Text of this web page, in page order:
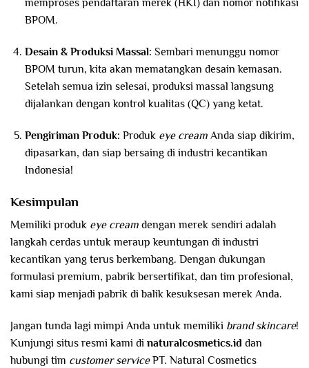
memproses pendaftaran merek (HKI) dan nomor notifikasi
BPOM.
Desain & Produksi Massal: Sembari menunggu nomor
BPOM turun, kita akan mematangkan desain kemasan.
Setelah semua izin selesai, produksi massal langsung
dijalankan dengan kontrol kualitas (QC) yang ketat.
Pengiriman Produk: Produk eye creamAnda siap dikirim,
dipasarkan, dan siap bersaing di industri kecantikan
Indonesia!
Kesimpulan
Memiliki produk eye cream dengan merek sendiri adalah
langkah cerdas untuk meraup keuntungan di industri
kecantikan yang terus berkembang. Dengan dukungan
formulasi premium, pabrik bersertifikat, dan tim profesional,
kami siap menjadi pabrik di balik kesuksesan merek Anda.
Jangan tunda lagi mimpi Anda untuk memiliki brand skincare!
Kunjungi situs resmi kami di naturalcosmetics.id dan
hubungi tim customer servicePT. Natural Cosmetics